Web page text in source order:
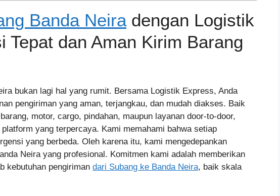
Banda Neiradengan Logistik
Tepat dan Aman Kirim Barang
bukan lagi hal yang rumit. Bersama Logistik Express, Anda
pengiriman yang aman, terjangkau, dan mudah diakses. Baik
motor, cargo, pindahan, maupun layanan door-to-door,
yang terpercaya. Kami memahami bahwa setiap
yang berbeda. Oleh karena itu, kami mengedepankan
Neira yang profesional. Komitmen kami adalah memberikan
kebutuhan pengiriman dari Subang ke Banda Neira, baik skala